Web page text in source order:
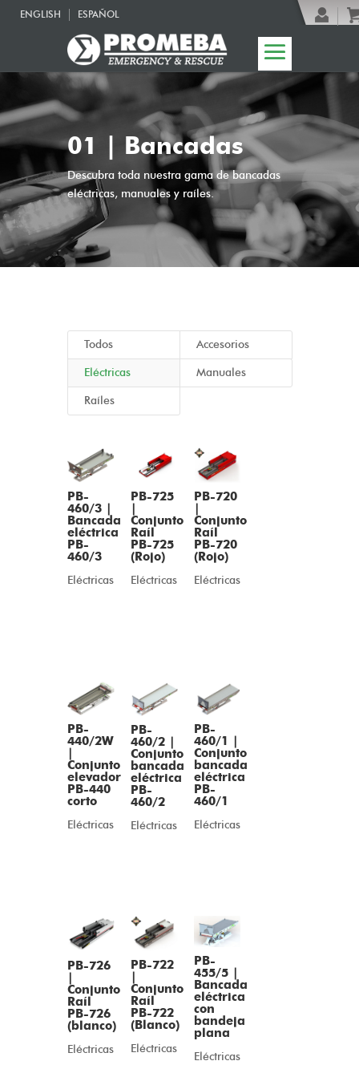
ENGLISH ESPAÑOL
01 | Bancadas
Descubra toda nuestra gama de bancadas
eléctricas, manuales y raíles.
Todos Accesorios
Eléctricas Manuales
Raíles
PB-
460/3 |
Bancada
eléctrica
PB-
460/3
Eléctricas
PB-725
|
Conjunto
Raíl
PB-725
(Rojo)
Eléctricas
PB-720
Conjunto
Raíl
PB-720
(Rojo)
Eléctricas
PB-
440/2W
|
Conjunto
elevador
PB-440
corto
Eléctricas
PB-
460/2 |
Conjunto
bancada
eléctrica
PB-
460/2
Eléctricas
PB-
460/1 |
Conjunto
bancada
eléctrica
PB-
460/1
Eléctricas
PB-726
Conjunto
Raíl
PB-726
(blanco)
Eléctricas
PB-722
Conjunto
Raíl
PB-722
(Blanco)
Eléctricas
PB-
455/5 |
Bancada
eléctrica
con
bandeja
plana
Eléctricas